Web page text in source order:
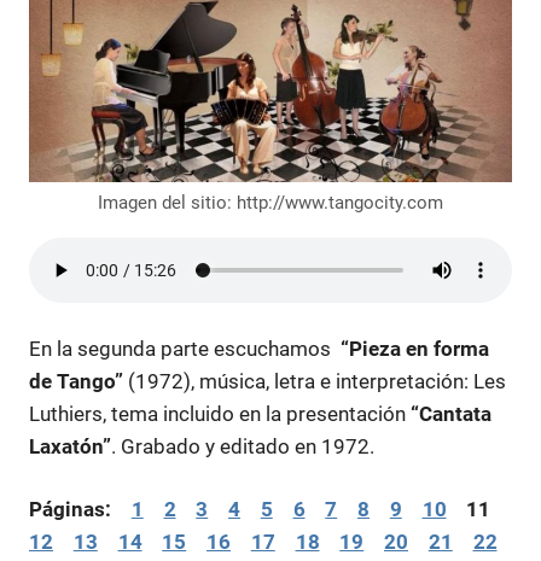
Imagen del sitio: http://www.tangocity.com
En la segunda parte escuchamos “Pieza en forma
de Tango” (1972), música, letra e interpretación: Les
Luthiers, tema incluido en la presentación “Cantata
Laxatón”. Grabado y editado en 1972.
Páginas: 1 2 3 4 5 6 7 8 9 10
11
12
13 14 15 16 17 18 19 20 21
22